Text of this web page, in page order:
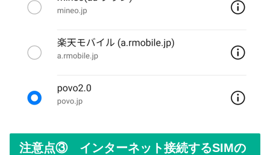
注意点③ インターネット接続するSIMの